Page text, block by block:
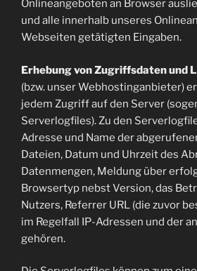
Onlineangeboten an Browser
und alle innerhalb unseres
Webseiten getätigten Eingaben.
Erhebung von Zugriffsdaten und
(bzw. unser Webhostinganbieter)
jedem Zugriff auf den Server
Serverlogfiles). Zu den
Adresse und Name der
Dateien, Datum und Uhrzeit des
Datenmengen, Meldung über
Browsertyp nebst Version, das
Nutzers, Referrer URL (die zuvor
im Regelfall IP-Adressen und der
gehören.